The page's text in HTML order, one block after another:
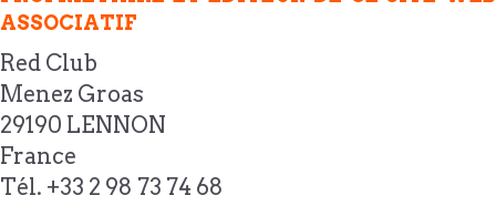
ASSOCIATIF
Red Club
Menez Groas
29190 LENNON
France
Tél. +33 2 98 73 74 68